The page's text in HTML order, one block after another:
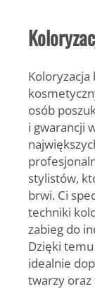
osób
i gwarancji
stylistów,
brwi. Ci
techniki
zabieg do
Dzięki
idealnie
twarzy